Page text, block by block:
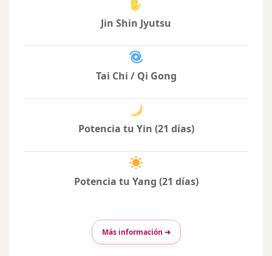
Jin Shin Jyutsu
Tai Chi / Qi Gong
Potencia tu Yin (21 días)
Potencia tu Yang (21 días)
Más información ➜